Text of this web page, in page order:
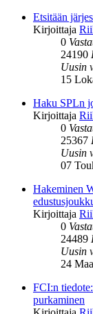
Etsitään
Kirjoittaja
0
24190
Uusin
15
Haku SPLn
Kirjoittaja
0
25367
Uusin
07
Hakeminen
Kirjoittaja
0
24489
Uusin
24
FCI:n
purkaminen